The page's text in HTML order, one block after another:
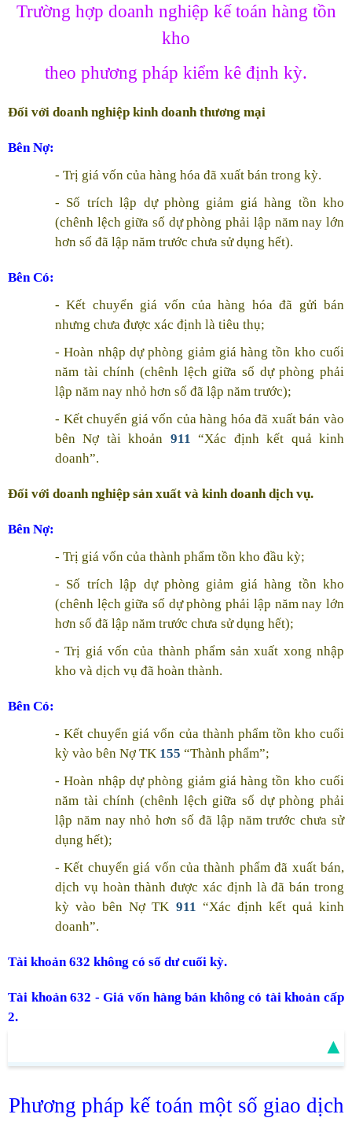
Trường hợp doanh nghiệp kế toán hàng tồn
kho
theo phương pháp kiểm kê định kỳ.
Đối với doanh nghiệp kinh doanh thương mại
Bên Nợ:
- Trị giá vốn của hàng hóa đã xuất bán trong kỳ.
- Số trích lập dự phòng giảm giá hàng tồn kho
(chênh lệch giữa số dự phòng phải lập năm nay lớn
hơn số đã lập năm trước chưa sử dụng hết).
Bên Có:
- Kết chuyển giá vốn của hàng hóa đã gửi bán
nhưng chưa được xác định là tiêu thụ;
- Hoàn nhập dự phòng giảm giá hàng tồn kho cuối
năm tài chính (chênh lệch giữa số dự phòng phải
lập năm nay nhỏ hơn số đã lập năm trước);
- Kết chuyển giá vốn của hàng hóa đã xuất bán vào
bên Nợ tài khoản 911
“Xác định kết quả kinh
doanh”.
Đối với doanh nghiệp sản xuất và kinh doanh dịch vụ.
Bên Nợ:
- Trị giá vốn của thành phẩm tồn kho đầu kỳ;
- Số trích lập dự phòng giảm giá hàng tồn kho
(chênh lệch giữa số dự phòng phải lập năm nay lớn
hơn số đã lập năm trước chưa sử dụng hết);
- Trị giá vốn của thành phẩm sản xuất xong nhập
kho và dịch vụ đã hoàn thành.
Bên Có:
- Kết chuyển giá vốn của thành phẩm tồn kho cuối
kỳ vào bên Nợ TK 155 “Thành phẩm”;
- Hoàn nhập dự phòng giảm giá hàng tồn kho cuối
năm tài chính (chênh lệch giữa số dự phòng phải
lập năm nay nhỏ hơn số đã lập năm trước chưa sử
dụng hết);
- Kết chuyển giá vốn của thành phẩm đã xuất bán,
dịch vụ hoàn thành được xác định là đã bán trong
kỳ vào bên Nợ TK 911 “Xác định kết quả kinh
doanh”.
Tài khoản 632 không có số dư cuối kỳ.
Tài khoản632 - Giá vốn hàng bán không có tài khoản cấp
2.
▲
Phương pháp kế toán một số giao dịch